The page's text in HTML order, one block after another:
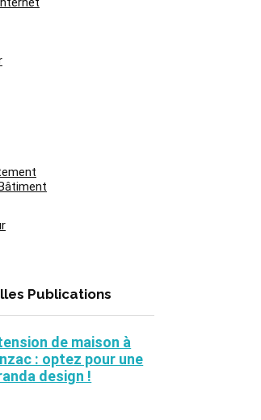
Publications
de maison à
: optez pour une
design !